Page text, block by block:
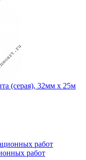
(серая), 32мм х 25м
работ